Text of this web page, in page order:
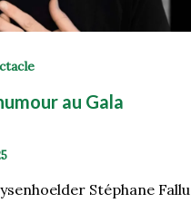
au Gala
Stéphane Fallu